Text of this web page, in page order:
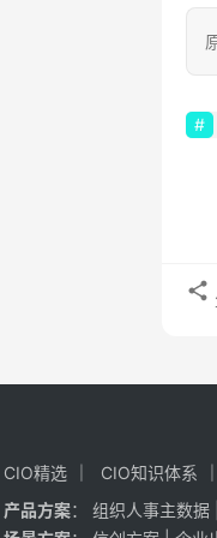
CIO精选
CIO知识体系
产品方案： 组织人事主数据